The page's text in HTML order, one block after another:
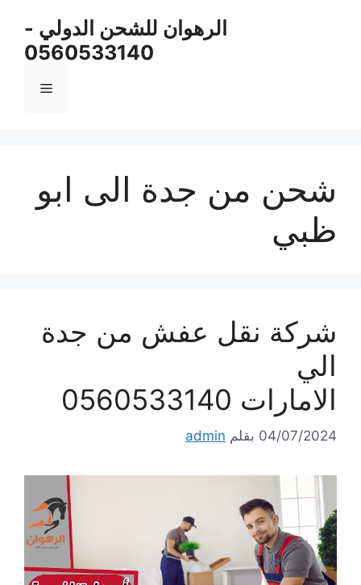
الرهوان للشحن الدولي -
0560533140
القائمة
شحن من جدة الى ابو
ظبي
شركة نقل عفش من جدة
الي
الامارات 0560533140
04/07/2024 بقلم admin